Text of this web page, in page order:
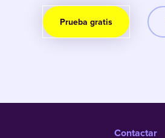
Prueba gratis
Contactar